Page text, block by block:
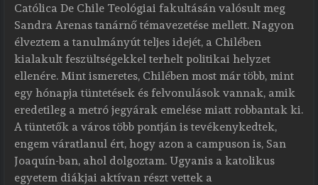
Católica De Chile Teológiai fakultásán valósult meg
Sandra Arenas tanárnő témavezetése mellett. Nagyon
élveztem a tanulmányút teljes idejét, a Chilében
kialakult feszültségekkel terhelt politikai helyzet
ellenére. Mint ismeretes, Chilében most már több, mint
egy hónapja tüntetések és felvonulások vannak, amik
eredetileg a metró jegyárak emelése miatt robbantak ki.
A tüntetők a város több pontján is tevékenykedtek,
engem váratlanul ért, hogy azon a campuson is, San
Joaquín-ban, ahol dolgoztam. Ugyanis a katolikus
egyetem diákjai aktívan részt vettek a